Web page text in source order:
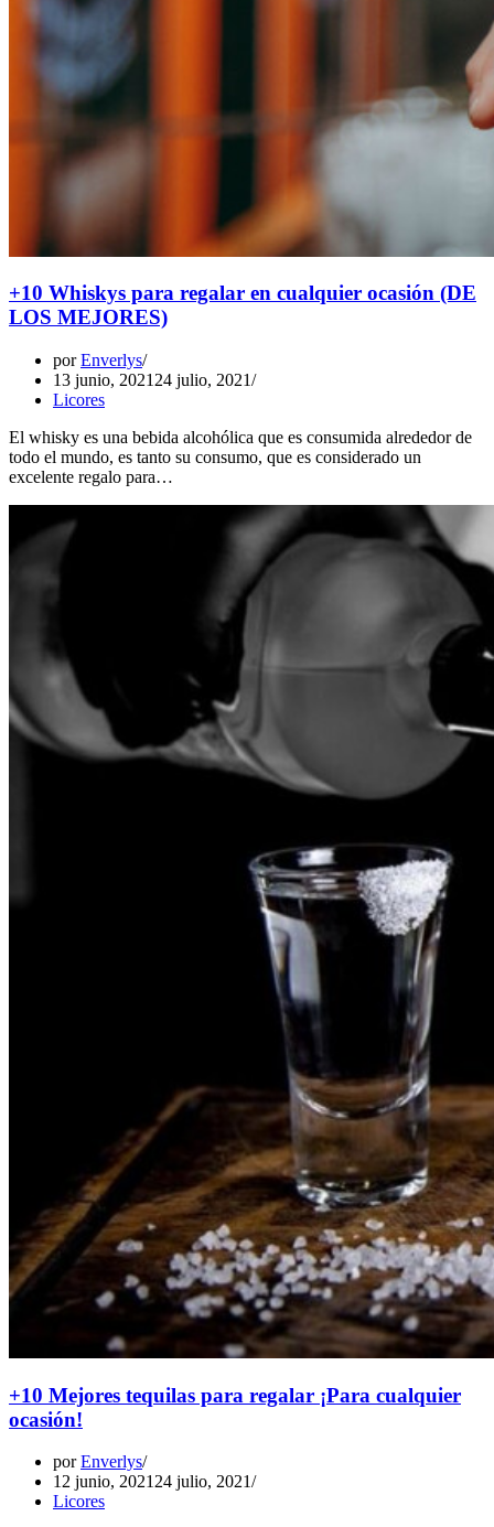
+10 Whiskys para regalar en cualquier ocasión (DE
LOS MEJORES)
porEnverlys
13 junio, 2021 24 julio, 2021
Licores
El whisky es una bebida alcohólica que es consumida alrededor de
todo el mundo, es tanto su consumo, que es considerado un
excelente regalo para…
+10 Mejores tequilas para regalar ¡Para cualquier
ocasión!
porEnverlys
12 junio, 202124 julio, 2021
Licores